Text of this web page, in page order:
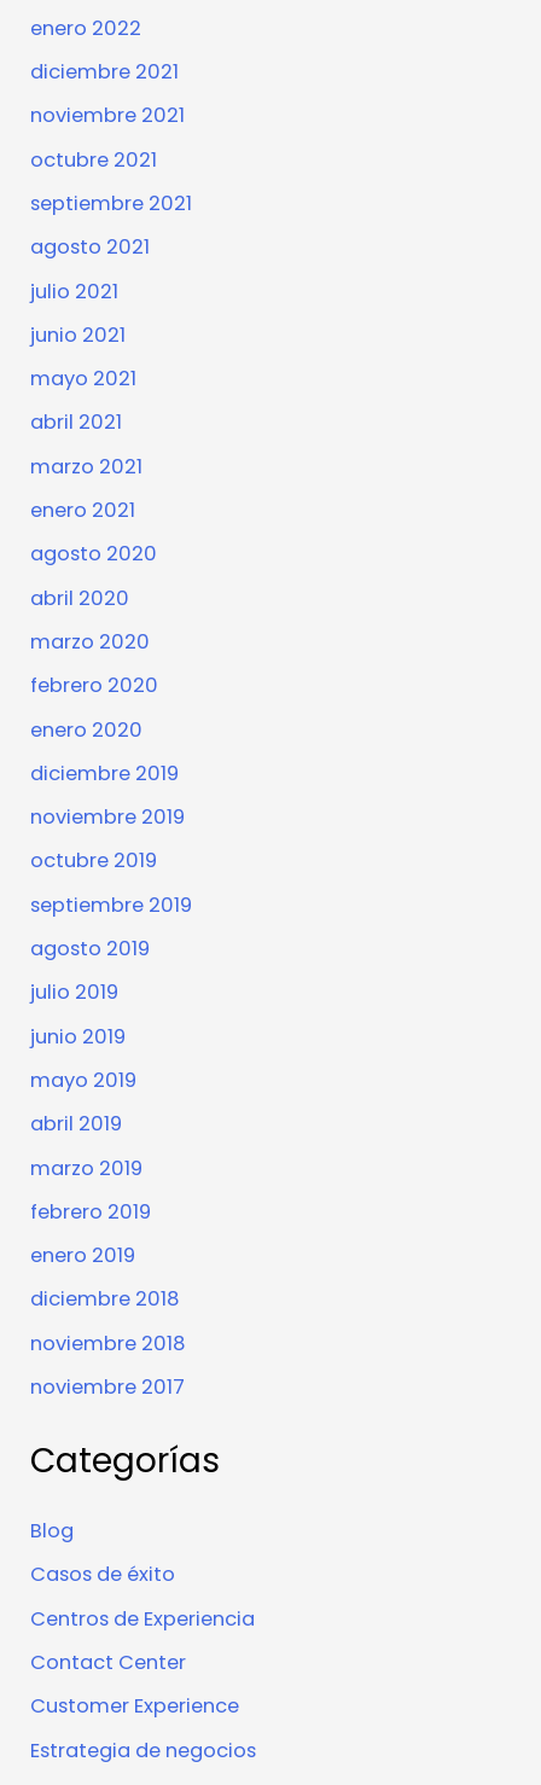
enero 2022
diciembre 2021
noviembre 2021
octubre 2021
septiembre 2021
agosto 2021
julio 2021
junio 2021
mayo 2021
abril 2021
marzo 2021
enero 2021
agosto 2020
abril 2020
marzo 2020
febrero 2020
enero 2020
diciembre 2019
noviembre 2019
octubre 2019
septiembre 2019
agosto 2019
julio 2019
junio 2019
mayo 2019
abril 2019
marzo 2019
febrero 2019
enero 2019
diciembre 2018
noviembre 2018
noviembre 2017
Categorías
Blog
Casos de éxito
Centros de Experiencia
Contact Center
Customer Experience
Estrategia de negocios